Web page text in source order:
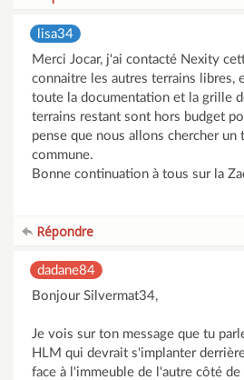
lisa34
Merci Jocar, j'ai contacté Nexity
connaitre les autres terrains libres,
toute la documentation et la grille
terrains restant sont hors budget
pense que nous allons chercher un
commune.
Bonne continuation à tous sur la
Répondre
dadane84
Bonjour Silvermat34,
Je vois sur ton message que tu
HLM qui devrait s'implanter
face à l'immeuble de l'autre côté de